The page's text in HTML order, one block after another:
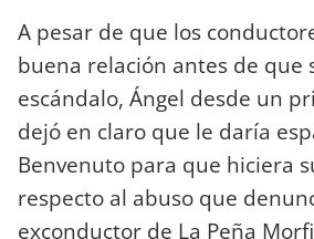
A pesar de que los
buena relación antes de que
escándalo, Ángel desde un
dejó en claro que le daría
Benvenuto para que hiciera
respecto al abuso que
exconductor de La Peña